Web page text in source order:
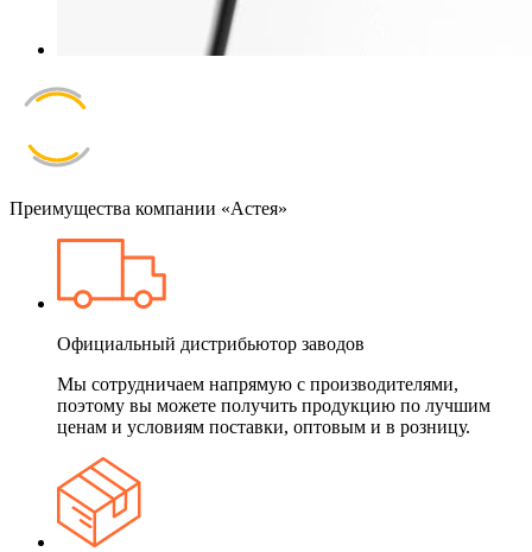
Преимущества компании «Астея»
Официальный дистрибьютор заводов
Мы сотрудничаем напрямую с производителями,
поэтому вы можете получить продукцию по лучшим
ценам и условиям поставки, оптовым и в розницу.